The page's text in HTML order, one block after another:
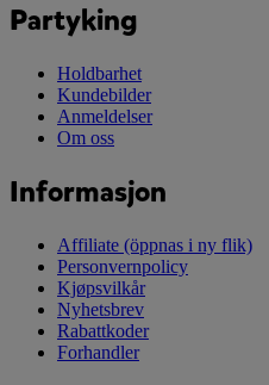
Partyking
Holdbarhet
Kundebilder
Anmeldelser
Om oss
Informasjon
Affiliate (öppnas i ny flik)
Personvernpolicy
Kjøpsvilkår
Nyhetsbrev
Rabattkoder
Forhandler